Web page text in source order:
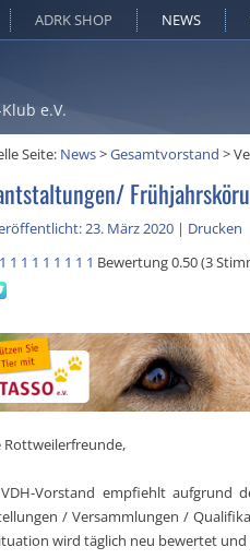
ADRK SHOP NEWS
e.V.
Seite: News>Gesamtvorstand >
23. März 2020 | Drucken
1 1 1 1 1 1 1 1 1 Bewertung 0.50 (3
Rottweilerfreunde,
Vorstand empfiehlt aufgrund
/ Versammlungen /
wird täglich neu bewertet